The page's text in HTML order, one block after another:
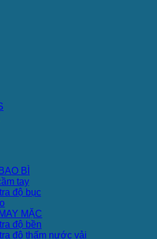
BÌ
tay
độ bục
MẶC
độ bền
độ thấm nước vải